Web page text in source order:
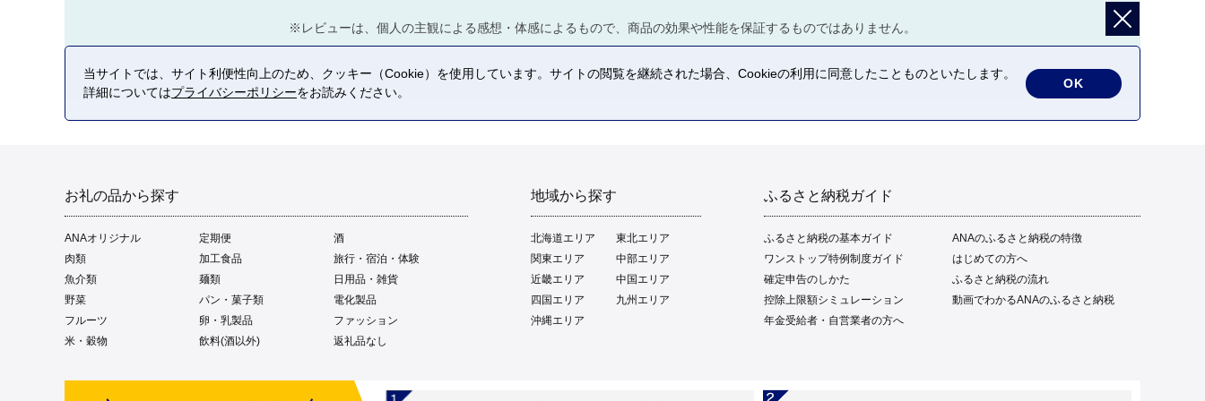
※レビューは、個人の主観による感想・体感によるもので、商品の効果や性能を保証するものではありません。
お礼の品から探す
ANAオリジナル 定期便
酒
肉類
加工食品
旅行・宿泊・体験
魚介類
麺類
日用品・雑貨
野菜
パン・菓子類
電化製品
フルーツ
卵・乳製品
ファッション
米・穀物
飲料(酒以外) 返礼品なし
地域から探す
北海道エリア
東北エリア
関東エリア
中部エリア
近畿エリア
中国エリア
四国エリア
九州エリア
沖縄エリア
ふるさと納税ガイド
ふるさと納税の基本ガイド
ANAのふるさと納税の特徴
ワンストップ特例制度ガイド
はじめての方へ
確定申告のしかた
ふるさと納税の流れ
控除上限額シミュレーション
動画でわかるANAのふるさと納税
年金受給者・自営業者の方へ
当サイトでは、サイト利便性向上のため、クッキー（Cookie）を使用しています。サイトの閲覧を継続された場合、Cookieの利用に同意したことものといたします。
詳細についてはプライバシーポリシーをお読みください。
OK